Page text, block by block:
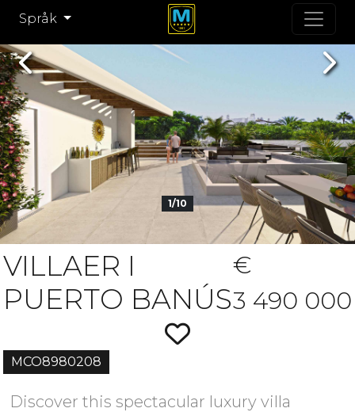
Språk
1/10
Previous
MCO8980208
VILLAER I
PUERTO BANÚS
€
3 490 000
Discover this spectacular luxury villa